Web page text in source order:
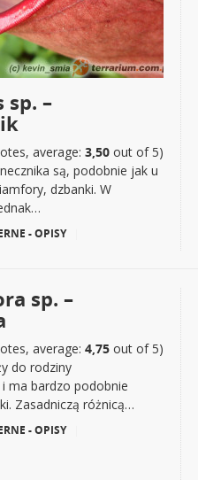
sp. –
average: 3,50 out of 5)
są, podobnie jak u
dzbanki. W
- OPISY
sp. –
average: 4,75 out of 5)
do rodziny
ma bardzo podobnie
Zasadniczą różnicą…
- OPISY